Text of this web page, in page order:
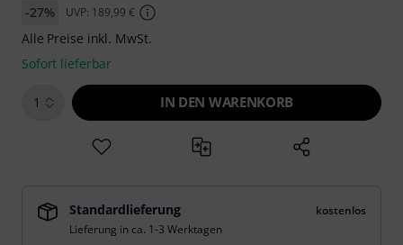
-27% UVP: 189,99 €
Alle Preise inkl. MwSt.
Sofort lieferbar
1 IN DEN WARENKORB
Standardlieferung
kostenlos
Lieferung in ca. 1-3 Werktagen